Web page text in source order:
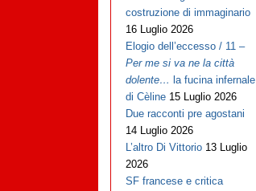
costruzione di immaginario
16 Luglio 2026
Elogio dell’eccesso / 11 –
Per me si va ne la città
dolente… la fucina infernale
di Cèline 15 Luglio 2026
Due racconti pre agostani
14 Luglio 2026
L’altro Di Vittorio 13 Luglio
2026
SF francese e critica